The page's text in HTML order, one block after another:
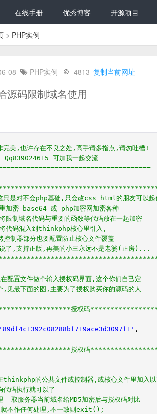
在线手册 优秀博客 开源项目
> PHP实例
08 PHP实例 4813 复制当前网址
源码限制域名使用
美,也许存在不良之处,高手请多指点,请勿吐槽!
可加我一起交流
是对不会php基础,只会改css html的朋友可以起
加密 base64 或 php加密网加密各种
限制域名代码与重要的函数等代码放在一起加密
代码混入到thinkphp核心里引入,
控制器部分也要配置防止核心文件覆盖
了,支持正版,再美的小三永远不是老婆(正房)...
配置文件做个输入授权码界面,这个你们自己定
见最下面的图,主要为了授权购买你的源码的人
授权码
'89df4c1392c08288bf719ace3d3097f1' ,
授权码
thinkphp的公共文件或控制器,或核心文件里加入以
码执行就可以了
取服务器当前域名给MD5加密后与授权码对比
不作任何处理,不一致则exit();